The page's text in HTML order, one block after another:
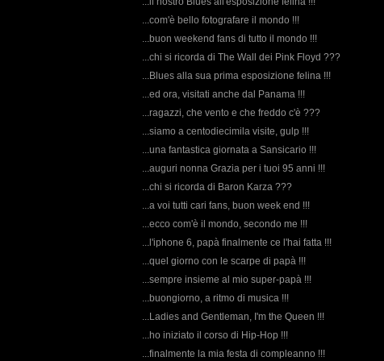
...com'è bello fotografare il mondo !!!
...buon weekend fans di tutto il mondo !!!
...chi si ricorda di The Wall dei Pink Floyd ???
...Blues alla sua prima esposizione felina !!!
...ed ora, visitati anche dal Panama !!!
...ragazzi, che vento e che freddo c'è ???
...siamo a centodiecimila visite, gulp !!!
...una fantastica giornata a Sansicario !!!
...auguri nonna Grazia per i tuoi 95 anni !!!
...chi si ricorda di Baron Karza ???
...a voi tutti cari fans, buon week end !!!
...ecco com'è il mondo, secondo me !!!
...l'iphone 6, papà finalmente ce l'hai fatta !!!
...quel giorno con le scarpe di papà !!!
...sempre insieme al mio super-papà !!!
...buongiorno, a ritmo di musica !!!
...Ladies and Gentleman, I'm the Queen !!!
...ho iniziato il corso di Hip-Hop !!!
...finalmente la mia festa di compleanno !!!